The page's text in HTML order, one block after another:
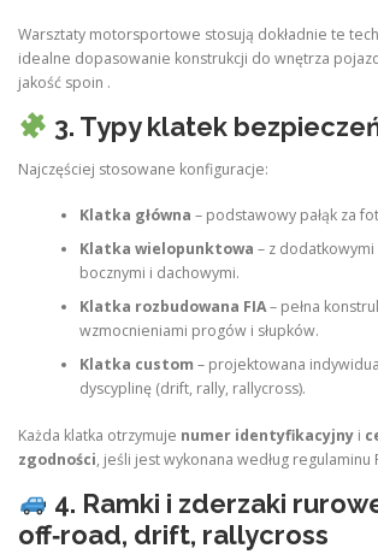
Warsztaty motorsportowe stosują dokładnie te
idealne dopasowanie konstrukcji do wnętrza
jakość spoin .
3. Typy klatek
Najczęściej stosowane konfiguracje:
Klatka główna – podstawowy pałąk za
Klatka wielopunktowa – z
bocznymi i dachowymi.
Klatka rozbudowana FIA– pełna
wzmocnieniami progów i słupków.
Klatka custom – projektowana
dyscyplinę (drift, rally, rallycross).
Każda klatka otrzymuje numer identyfikacyjny i
zgodności, jeśli jest wykonana według regulaminu
4. Ramki i zderzaki
off‑road, drift, rallycross